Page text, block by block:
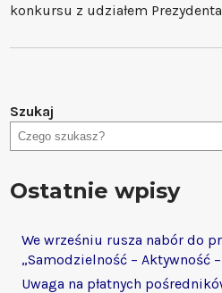
konkursu z udziałem
Szukaj
Ostatnie wpisy
We wrześniu rusza nabór do
„Samodzielność – Aktywność
Uwaga na płatnych